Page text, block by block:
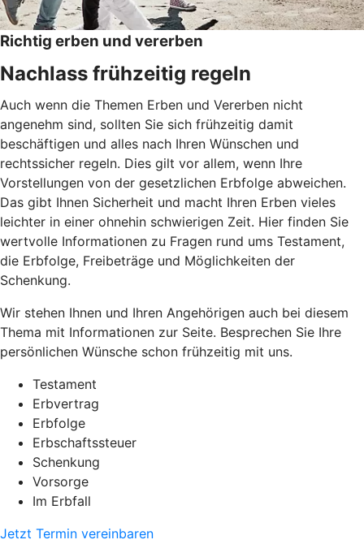
Richtig erben und vererben
Nachlass frühzeitig regeln
Auch wenn die Themen Erben und Vererben nicht
angenehm sind, sollten Sie sich frühzeitig damit
beschäftigen und alles nach Ihren Wünschen und
rechtssicher regeln. Dies gilt vor allem, wenn Ihre
Vorstellungen von der gesetzlichen Erbfolge abweichen.
Das gibt Ihnen Sicherheit und macht Ihren Erben vieles
leichter in einer ohnehin schwierigen Zeit. Hier finden Sie
wertvolle Informationen zu Fragen rund ums Testament,
die Erbfolge, Freibeträge und Möglichkeiten der
Schenkung.
Wir stehen Ihnen und Ihren Angehörigen auch bei diesem
Thema mit Informationen zur Seite. Besprechen Sie Ihre
persönlichen Wünsche schon frühzeitig mit uns.
Testament
Erbvertrag
Erbfolge
Erbschaftssteuer
Schenkung
Vorsorge
Im Erbfall
Jetzt Termin vereinbaren